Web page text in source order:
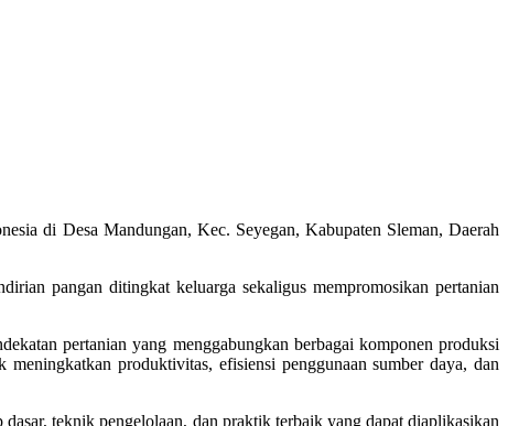
di Desa Mandungan, Kec. Seyegan, Kabupaten Sleman, Daerah
pangan ditingkat keluarga sekaligus mempromosikan pertanian
pertanian yang menggabungkan berbagai komponen produksi
produktivitas, efisiensi penggunaan sumber daya, dan
teknik pengelolaan, dan praktik terbaik yang dapat diaplikasikan